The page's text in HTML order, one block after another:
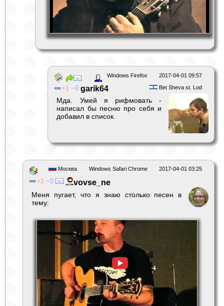
2017-04-01 09:57
Windows Firefox
Bet Sheva st. Lod
1 0 garik64
Мда. Умей я рифмовать -
написал бы песню про себя и
добавил в список.
2017-04-01 03:25
Windows Safari Chrome
Москва
1 0 vovse_ne
Меня пугает, что я знаю столько песен в
тему: